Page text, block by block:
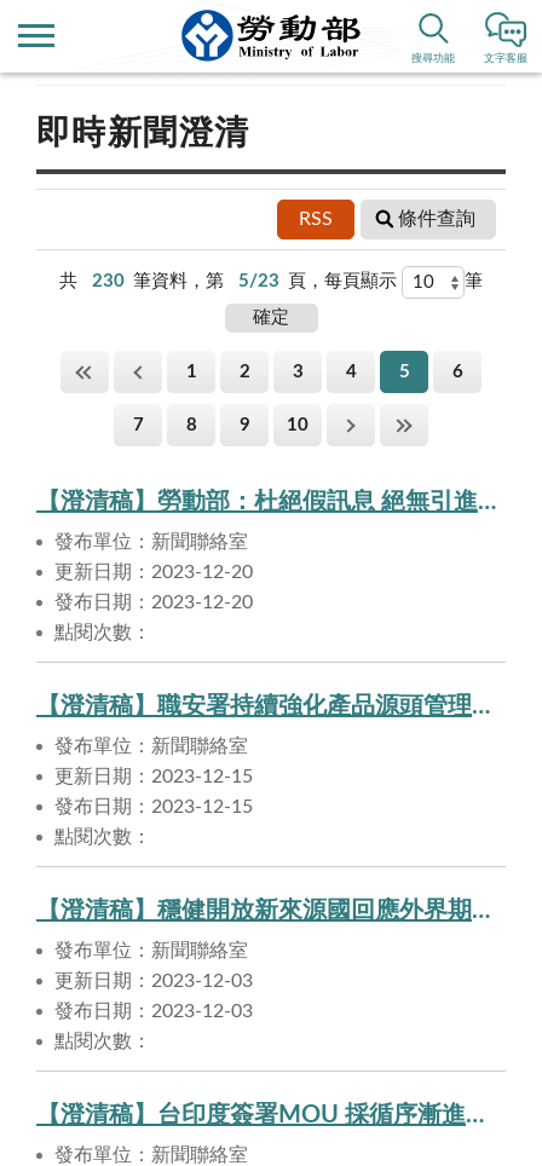
文字客服
搜尋功能
新聞公告
即時新聞澄清
RSS 條件查詢
共 230 筆資料，第 5/23 頁，每頁顯示 筆
1 2 3 4 5 6
7 8 9 10
【澄清稿】勞動部：杜絕假訊息 絕無引進10萬名印度移工之說
發布單位：新聞聯絡室
更新日期：2023-12-20
發布日期：2023-12-20
點閱次數：
【澄清稿】職安署持續強化產品源頭管理機制，力促高風險廠區防爆安全管理
發布單位：新聞聯絡室
更新日期：2023-12-15
發布日期：2023-12-15
點閱次數：
【澄清稿】穩健開放新來源國回應外界期待 健全配套消除社會疑慮
發布單位：新聞聯絡室
更新日期：2023-12-03
發布日期：2023-12-03
點閱次數：
【澄清稿】台印度簽署MOU 採循序漸進穩健務實策略 引進10萬純屬虛構
發布單位：新聞聯絡室